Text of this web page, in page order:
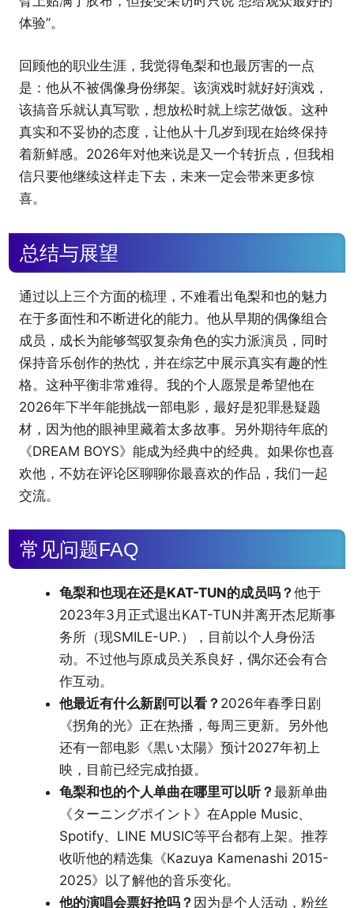
体验”。
回顾他的职业生涯，我觉得龟梨和也最厉害的一点
是：他从不被偶像身份绑架。该演戏时就好好演戏，
该搞音乐就认真写歌，想放松时就上综艺做饭。这种
真实和不妥协的态度，让他从十几岁到现在始终保持
着新鲜感。2026年对他来说是又一个转折点，但我相
信只要他继续这样走下去，未来一定会带来更多惊
喜。
总结与展望
通过以上三个方面的梳理，不难看出龟梨和也的魅力
在于多面性和不断进化的能力。他从早期的偶像组合
成员，成长为能够驾驭复杂角色的实力派演员，同时
保持音乐创作的热忱，并在综艺中展示真实有趣的性
格。这种平衡非常难得。我的个人愿景是希望他在
2026年下半年能挑战一部电影，最好是犯罪悬疑题
材，因为他的眼神里藏着太多故事。另外期待年底的
《DREAM BOYS》能成为经典中的经典。如果你也喜
欢他，不妨在评论区聊聊你最喜欢的作品，我们一起
交流。
常见问题FAQ
龟梨和也现在还是KAT-TUN的成员吗？ 他于
2023年3月正式退出KAT-TUN并离开杰尼斯事
务所（现SMILE-UP.），目前以个人身份活
动。不过他与原成员关系良好，偶尔还会有合
作互动。
他最近有什么新剧可以看？ 2026年春季日剧
《拐角的光》正在热播，每周三更新。另外他
还有一部电影《黒い太陽》预计2027年初上
映，目前已经完成拍摄。
龟梨和也的个人单曲在哪里可以听？ 最新单曲
《ターニングポイント》在Apple Music、
Spotify、LINE MUSIC等平台都有上架。推荐
收听他的精选集《Kazuya Kamenashi 2015-
2025》以了解他的音乐变化。
他的演唱会票好抢吗？ 因为是个人活动，粉丝